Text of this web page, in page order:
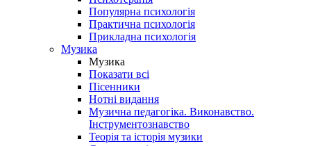
Популярна психологія
Практична психологія
Прикладна психологія
Музика
Музика
Показати всі
Пісенники
Нотні видання
Музична педагогіка. Виконавство.
Інструментознавство
Теорія та історія музики